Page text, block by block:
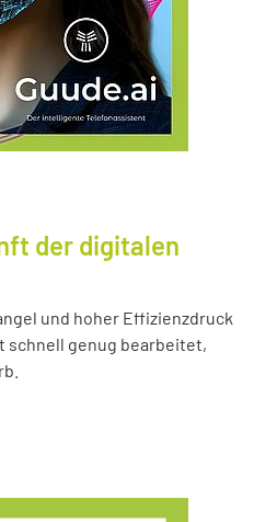
der digitalen
und hoher Effizienzdruck
schnell genug bearbeitet,